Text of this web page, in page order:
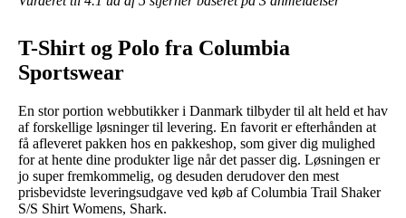
T-Shirt og Polo fra Columbia
Sportswear
En stor portion webbutikker i Danmark tilbyder til alt held et hav
af forskellige løsninger til levering. En favorit er efterhånden at
få afleveret pakken hos en pakkeshop, som giver dig mulighed
for at hente dine produkter lige når det passer dig. Løsningen er
jo super fremkommelig, og desuden derudover den mest
prisbevidste leveringsudgave ved køb af Columbia Trail Shaker
S/S Shirt Womens, Shark.